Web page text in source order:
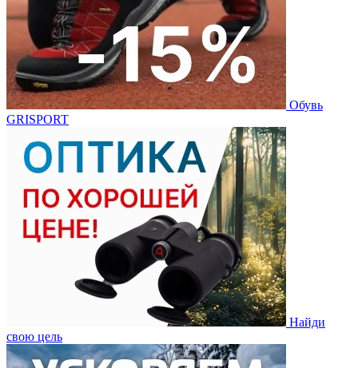
Обувь
GRISPORT
Найди
свою цель